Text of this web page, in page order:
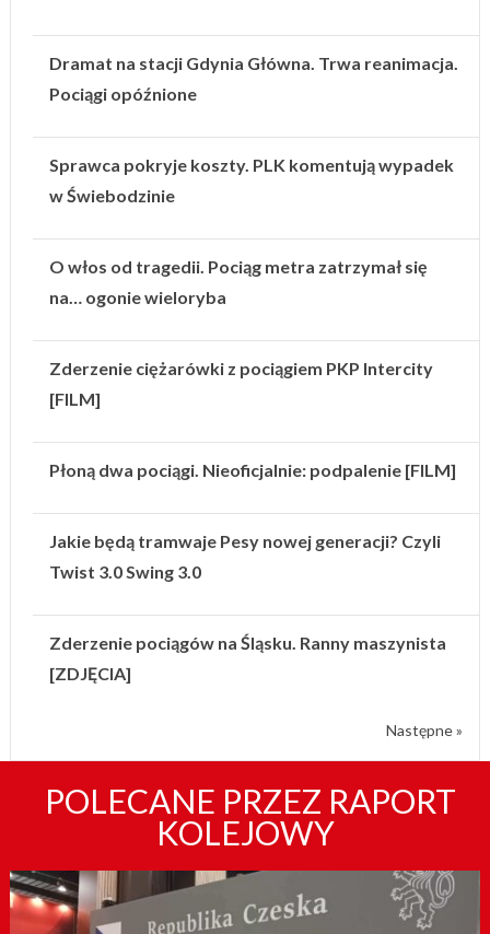
Dramat na stacji Gdynia Główna. Trwa reanimacja.
Pociągi opóźnione
Sprawca pokryje koszty. PLK komentują wypadek
w Świebodzinie
O włos od tragedii. Pociąg metra zatrzymał się
na… ogonie wieloryba
Zderzenie ciężarówki z pociągiem PKP Intercity
[FILM]
Płoną dwa pociągi. Nieoficjalnie: podpalenie [FILM]
Jakie będą tramwaje Pesy nowej generacji? Czyli
Twist 3.0 Swing 3.0
Zderzenie pociągów na Śląsku. Ranny maszynista
[ZDJĘCIA]
Następne »
POLECANE PRZEZ RAPORT
KOLEJOWY